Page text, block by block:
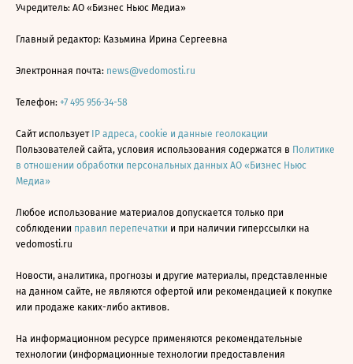
Учредитель: АО «Бизнес Ньюс Медиа»
Главный редактор: Казьмина Ирина Сергеевна
Электронная почта: news@vedomosti.ru
Телефон: +7 495 956-34-58
Сайт использует IP адреса, cookie и данные геолокации
Пользователей сайта, условия использования содержатся в Политике
в отношении обработки персональных данных АО «Бизнес Ньюс
Медиа»
Любое использование материалов допускается только при
соблюдении правил перепечатки и при наличии гиперссылки на
vedomosti.ru
Новости, аналитика, прогнозы и другие материалы, представленные
на данном сайте, не являются офертой или рекомендацией к покупке
или продаже каких-либо активов.
На информационном ресурсе применяются рекомендательные
технологии (информационные технологии предоставления